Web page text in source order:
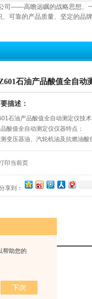
帮助您的
司——高瞻远瞩的战略思想、
可靠的产品质量、坚定的品牌
石油产品酸值全自动
描述：
石油产品酸值全自动测定仪技
酸值全自动测定仪仪器特点：
变压器油、汽轮机油及抗燃油酸
效率高，可同时检测两个样品
自动转换、自动滴定试样
算机连接、控制、数据存储
与化学试剂接触
印当前页
享到：